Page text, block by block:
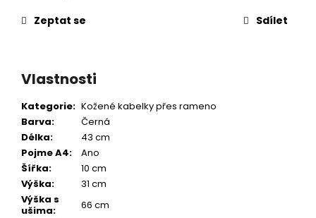
Zeptat se
Sdílet
Vlastnosti
Kategorie: Kožené kabelky přes rameno
Barva:
Černá
Délka:
43 cm
Pojme A4:
Ano
Šířka:
10 cm
Výška:
31 cm
Výška s
ušima:
66 cm